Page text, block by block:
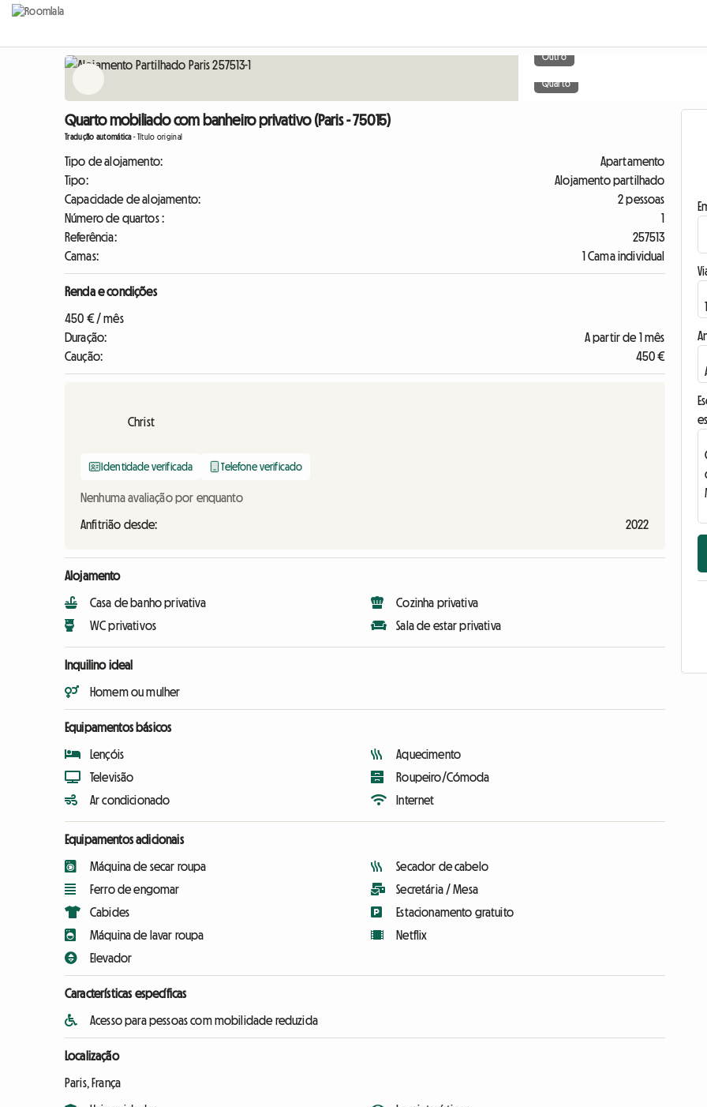
Outro
Quarto
Quarto mobiliado com banheiro privativo (Paris - 75015)
Tradução automática-Título original
Tipo de alojamento:
Apartamento
Tipo:
Alojamento partilhado
Capacidade de alojamento:
2 pessoas
Número de quartos :
1
Referência:
257513
Camas:
1 Cama individual
Renda e condições
450 € / mês
Duração:
A partir de 1 mês
Caução:
450 €
Christ
Identidade verificada Telefone verificado
Nenhuma avaliação por enquanto
Anfitrião desde: 2022
Alojamento
Casa de banho privativa
WC privativos
Cozinha privativa
Sala de estar privativa
Inquilino ideal
Homem ou mulher
Equipamentos básicos
Lençóis
Televisão
Ar condicionado
Aquecimento
Roupeiro/Cómoda
Internet
Equipamentos adicionais
Máquina de secar roupa
Ferro de engomar
Cabides
Máquina de lavar roupa
Elevador
Secador de cabelo
Secretária / Mesa
Estacionamento gratuito
Netflix
Características específicas
Acesso para pessoas com mobilidade reduzida
Localização
Paris, França